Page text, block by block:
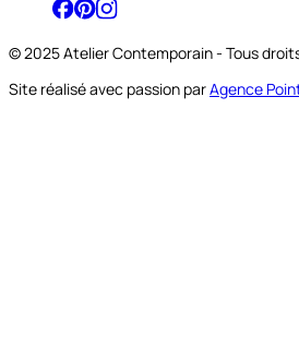
© 2025 Atelier Contemporain - Tous
Site réalisé avec passion parAgence